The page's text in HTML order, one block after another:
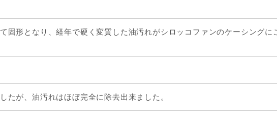
固形となり、経年で硬く変質した油汚れがシロッコファンのケーシングに
たが、油汚れはほぼ完全に除去出来ました。